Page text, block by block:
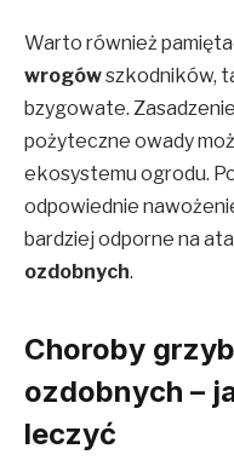
Warto również
wrogówszkodników,
bzygowate.
pożyteczne owady
ekosystemu ogrodu.
odpowiednie
bardziej odporne na
ozdobnych.
Choroby
ozdobnych –
leczyć